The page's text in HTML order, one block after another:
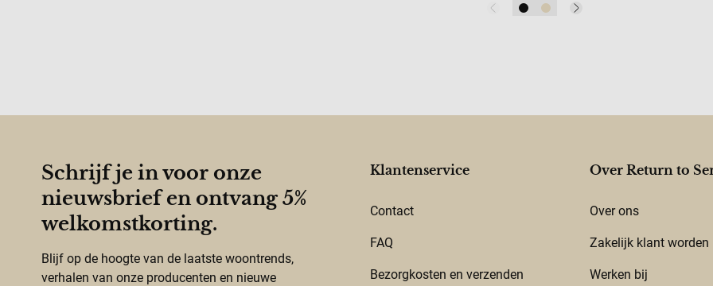
Schrijf je in voor onze
nieuwsbrief en ontvang 5%
welkomstkorting.
Blijf op de hoogte van de laatste woontrends,
verhalen van onze producenten en nieuwe
Klantenservice
Contact
FAQ
Bezorgkosten en verzenden
Over Return to
Over ons
Zakelijk klant worden
Werken bij